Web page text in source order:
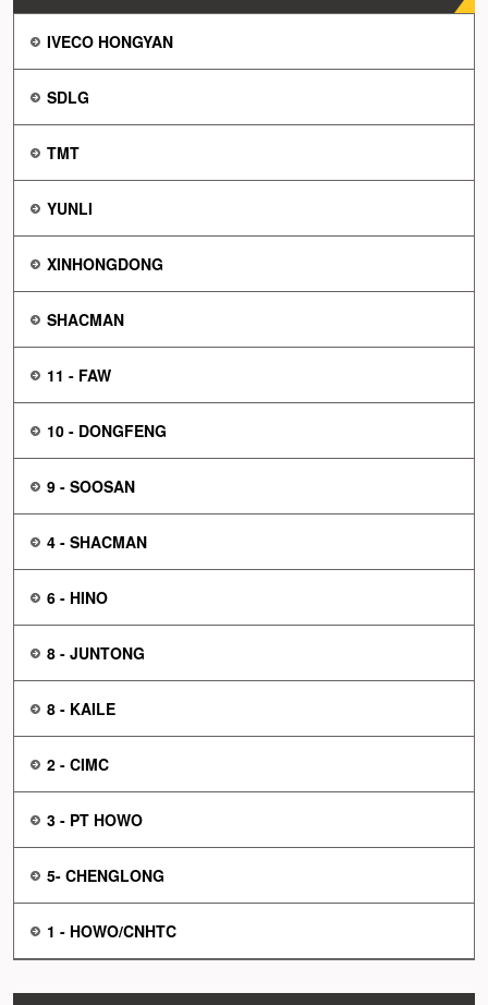
IVECO HONGYAN
SDLG
TMT
YUNLI
XINHONGDONG
SHACMAN
11 - FAW
10 - DONGFENG
9 - SOOSAN
4 - SHACMAN
6 - HINO
8 - JUNTONG
8 - KAILE
2 - CIMC
3 - PT HOWO
5- CHENGLONG
1 - HOWO/CNHTC